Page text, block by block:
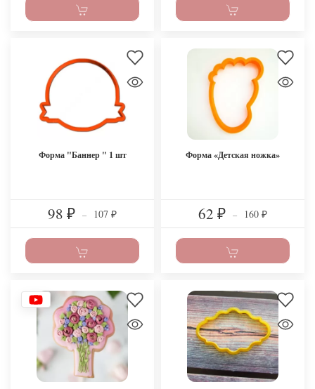
Форма "Баннер " 1 шт
98 ₽ – 107 ₽
Форма «Детская ножка»
62 ₽ – 160 ₽